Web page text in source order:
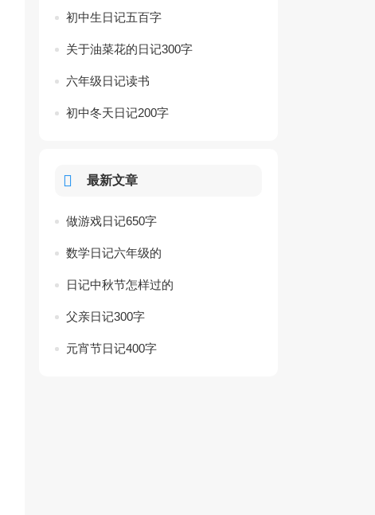
初中生日记五百字
关于油菜花的日记300字
六年级日记读书
初中冬天日记200字
最新文章
做游戏日记650字
数学日记六年级的
日记中秋节怎样过的
父亲日记300字
元宵节日记400字